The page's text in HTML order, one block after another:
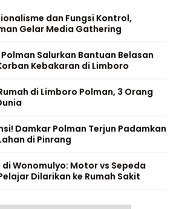
dan Fungsi Kontrol,
Gelar Media Gathering
Polman Salurkan Bantuan Belasan
Kebakaran di Limboro
di Limboro Polman, 3 Orang
Damkar Polman Terjun Padamkan
di Pinrang
di Wonomulyo: Motor vs Sepeda
Dilarikan ke Rumah Sakit